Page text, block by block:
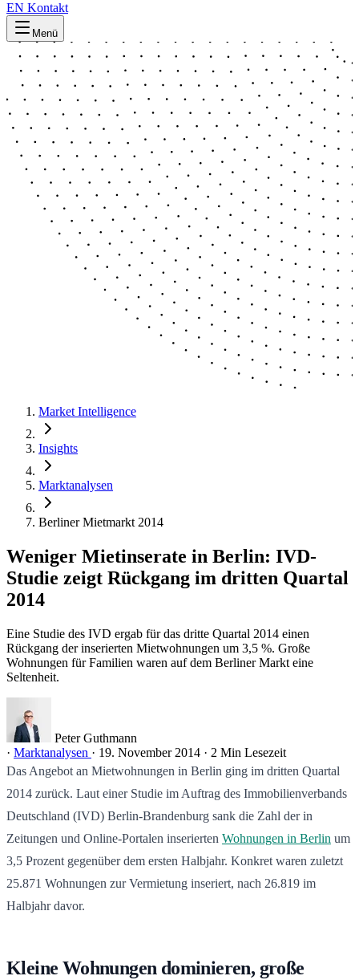
EN Kontakt
Menü
Market Intelligence
Insights
Marktanalysen
Berliner Mietmarkt 2014
Weniger Mietinserate in Berlin: IVD-
Studie zeigt Rückgang im dritten Quartal
2014
Eine Studie des IVD ergab für das dritte Quartal 2014 einen
Rückgang der inserierten Mietwohnungen um 3,5 %. Große
Wohnungen für Familien waren auf dem Berliner Markt eine
Seltenheit.
Peter Guthmann
· Marktanalysen · 19. November 2014 · 2 Min Lesezeit
Das Angebot an Mietwohnungen in Berlin ging im dritten Quartal
2014 zurück. Laut einer Studie im Auftrag des Immobilienverbands
Deutschland (IVD) Berlin-Brandenburg sank die Zahl der in
Zeitungen und Online-Portalen inserierten Wohnungen in Berlin um
3,5 Prozent gegenüber dem ersten Halbjahr. Konkret waren zuletzt
25.871 Wohnungen zur Vermietung inseriert, nach 26.819 im
Halbjahr davor.
Kleine Wohnungen dominieren, große